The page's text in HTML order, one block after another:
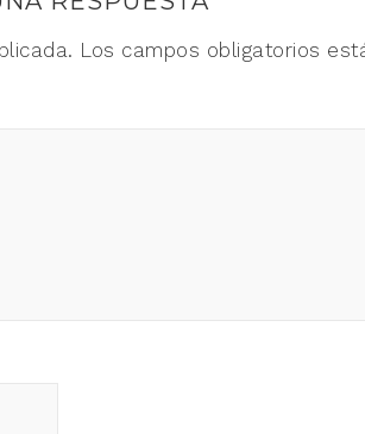
Los campos obligatorios